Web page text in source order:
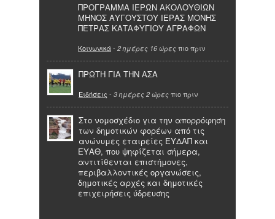
ΠΡΟΓΡΑΜΜΑ ΙΕΡΩΝ ΑΚΟΛΟΥΘΙΩΝ
ΜΗΝΟΣ ΑΥΓΟΥΣΤΟΥ ΙΕΡΑΣ ΜΟΝΗΣ
ΠΕΤΡΑΣ ΚΑΤΑΦΥΓΙΟΥ ΑΓΡΑΦΩΝ
Κοινωνικά- 2 ημέρες 16 ώρες πιο πριν
ΠΡΩΤΗ ΓΙΑ ΤΗΝ ΑΣΑ
Ειδήσεις - 3 ημέρες 2 ώρες πιο πριν
Στο νομοσχέδιο για την απορρόφηση
των δημοτικών φορέων από τις
ανώνυμες εταιρείες ΕΥΔΑΠ και
ΕΥΑΘ, που ψηφίζεται σήμερα,
αντιτίθενται επιστήμονες,
περιβαλλοντικές οργανώσεις,
δημοτικές αρχές και δημοτικές
επιχειρήσεις ύδρευσης